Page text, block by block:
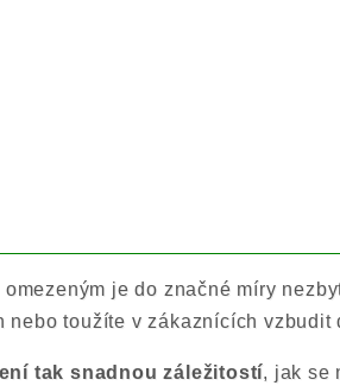
je do značné míry
nebo toužíte v zákaznících
tak snadnou záležitostí, jak se